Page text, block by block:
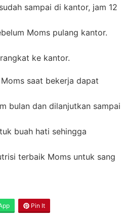
sampai di kantor, jam 12
Moms pulang kantor.
ke kantor.
saat bekerja dapat
bulan dan dilanjutkan sampai
buah hati sehingga
terbaik Moms untuk sang
Pin It